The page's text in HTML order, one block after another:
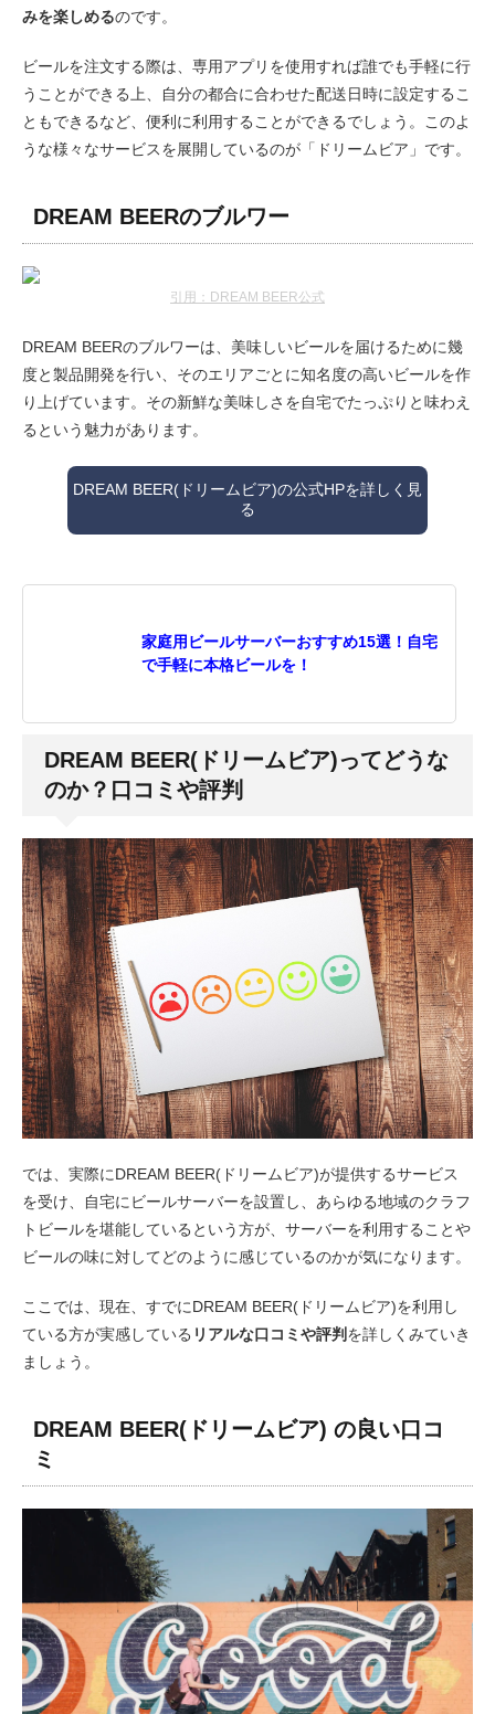
みを楽しめるのです。
ビールを注文する際は、専用アプリを使用すれば誰でも手軽に行
うことができる上、自分の都合に合わせた配送日時に設定するこ
ともできるなど、便利に利用することができるでしょう。このよ
うな様々なサービスを展開しているのが「ドリームビア」です。
DREAM BEERのブルワー
引用：DREAM BEER公式
DREAM BEERのブルワーは、美味しいビールを届けるために幾
度と製品開発を行い、そのエリアごとに知名度の高いビールを作
り上げています。その新鮮な美味しさを自宅でたっぷりと味わえ
るという魅力があります。
DREAM BEER(ドリームビア)の公式HPを詳しく見
る
家庭用ビールサーバーおすすめ15選！自宅
で手軽に本格ビールを！
DREAM BEER(ドリームビア)ってどうな
のか？口コミや評判
では、実際にDREAM BEER(ドリームビア)が提供するサービス
を受け、自宅にビールサーバーを設置し、あらゆる地域のクラフ
トビールを堪能しているという方が、サーバーを利用することや
ビールの味に対してどのように感じているのかが気になります。
ここでは、現在、すでにDREAM BEER(ドリームビア)を利用し
ている方が実感している リアルな口コミや評判 を詳しくみていき
ましょう。
DREAM BEER(ドリームビア) の良い口コ
ミ